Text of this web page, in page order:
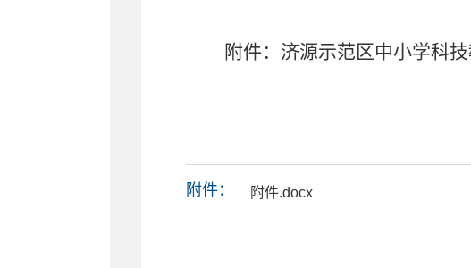
附件： 济源示范区中小学科
附件： 附件.docx